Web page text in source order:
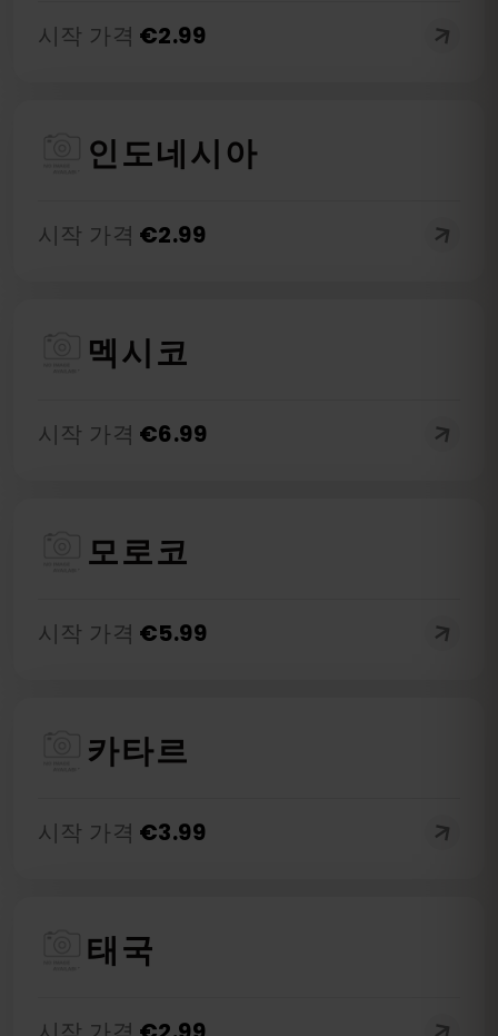
시작 가격 €2.99
인도네시아
시작 가격 €2.99
멕시코
시작 가격 €6.99
모로코
시작 가격 €5.99
카타르
시작 가격 €3.99
태국